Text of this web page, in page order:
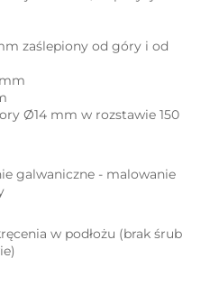
zaślepiony od góry i od
Ø14 mm w rozstawie 150
galwaniczne - malowanie
w podłożu (brak śrub